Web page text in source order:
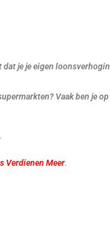
dat je je eigen
Vaak ben je
Verdienen Meer.